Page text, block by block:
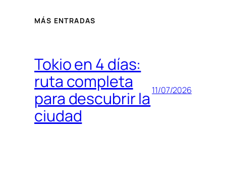
MÁS ENTRADAS
Tokio en 4 días:
ruta completa
para descubrir la
ciudad
11/07/2026